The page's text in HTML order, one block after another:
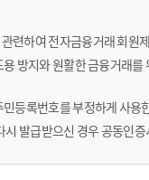
련하여 전자금융거래 회원
방지와 원활한 금융거래
등록번호를 부정하게 사용
시 발급받으신 경우 공동인